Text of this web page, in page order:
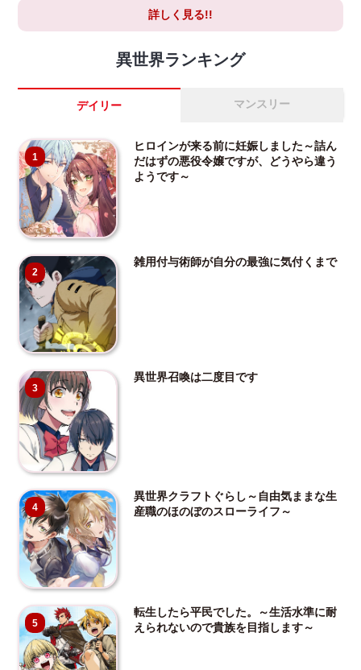
詳しく見る!!
異世界ランキング
デイリー マンスリー
1
ヒロインが来る前に妊娠しました～詰ん
だはずの悪役令嬢ですが、どうやら違う
ようです～
2
雑用付与術師が自分の最強に気付くまで
3
異世界召喚は二度目です
4
異世界クラフトぐらし～自由気ままな生
産職のほのぼのスローライフ～
5
転生したら平民でした。～生活水準に耐
えられないので貴族を目指します～